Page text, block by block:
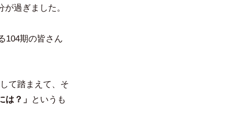
過ぎました。
104期の皆さん
て踏まえて、そ
は？」
というも